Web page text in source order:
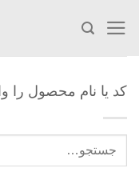
content
کد یا نام محصول را
برای: